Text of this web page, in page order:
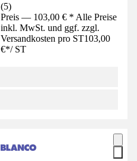
(5)
Preis — 103,00 € * Alle Preise
inkl. MwSt. und ggf. zzgl.
Versandkosten pro ST103,00
€*/ ST